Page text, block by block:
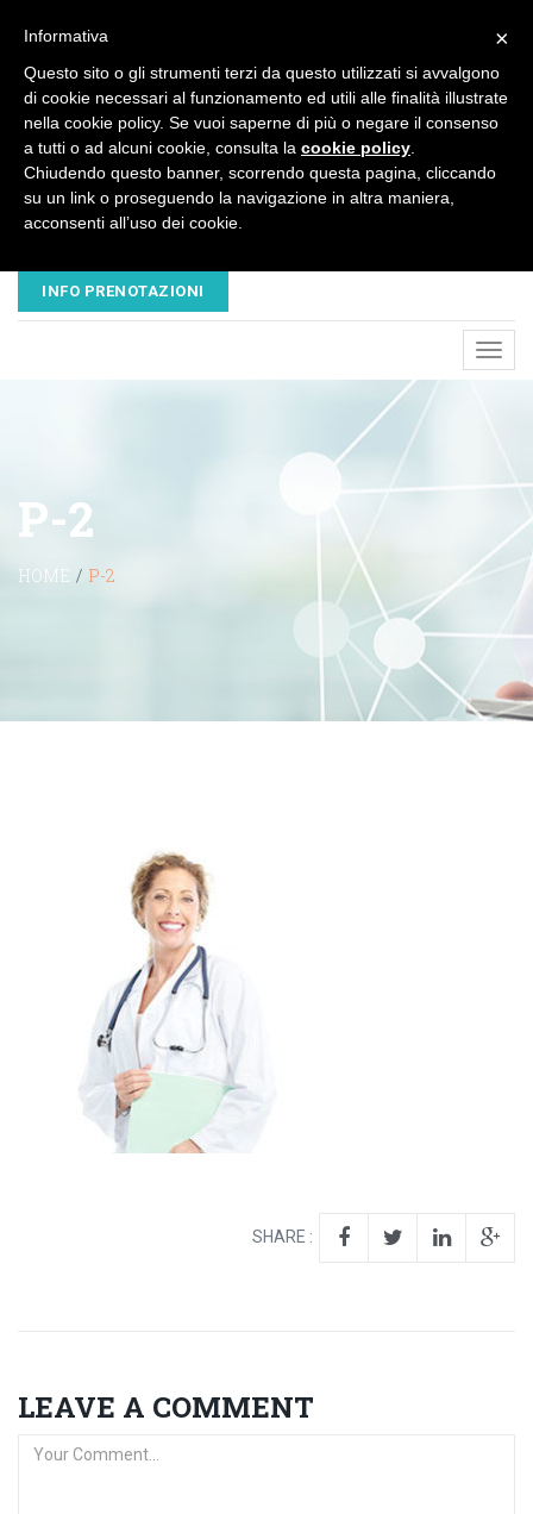
EMAIL
INFO PRENOTAZIONI
P-2
HOME / P-2
SHARE :
LEAVE A COMMENT
×
Informativa
Questo sito o gli strumenti terzi da questo utilizzati si avvalgono
di cookie necessari al funzionamento ed utili alle finalità illustrate
nella cookie policy. Se vuoi saperne di più o negare il consenso
a tutti o ad alcuni cookie, consulta la cookie policy
Chiudendo questo banner, scorrendo questa pagina, cliccando
su un link o proseguendo la navigazione in altra maniera,
acconsenti all’uso dei cookie.